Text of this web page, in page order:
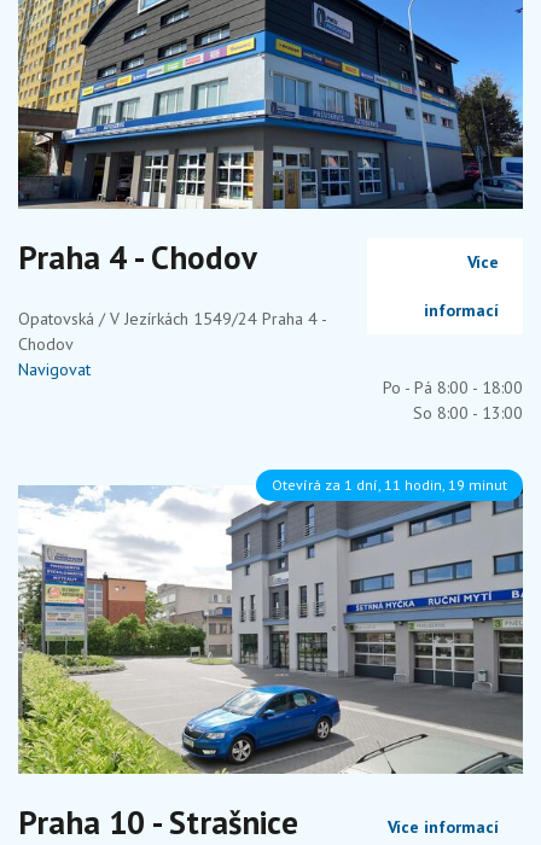
Praha 4 - Chodov
Opatovská / V Jezírkách 1549/24 Praha 4 -
Chodov
Navigovat
Více
informací
Po - Pá 8:00 - 18:00
So 8:00 - 13:00
Otevírá za 1 dní, 11 hodin, 19 minut
Praha 10 - Strašnice Více informací